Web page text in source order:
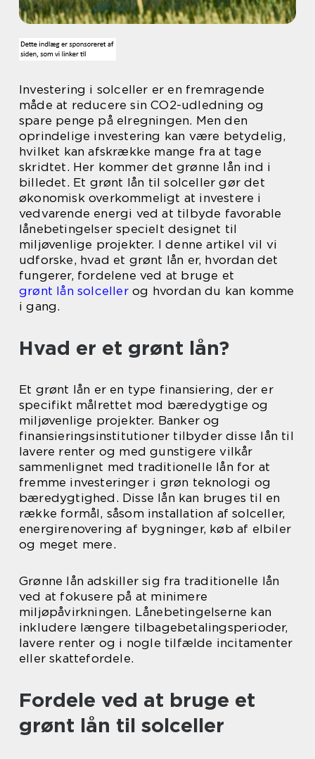
Investering i solceller er en fremragende
måde at reducere sin CO2-udledning og
spare penge på elregningen. Men den
oprindelige investering kan være betydelig,
hvilket kan afskrække mange fra at tage
skridtet. Her kommer det grønne lån ind i
billedet. Et grønt lån til solceller gør det
økonomisk overkommeligt at investere i
vedvarende energi ved at tilbyde favorable
lånebetingelser specielt designet til
miljøvenlige projekter. I denne artikel vil vi
udforske, hvad et grønt lån er, hvordan det
fungerer, fordelene ved at bruge et
grønt lån solcellerog hvordan du kan komme
i gang.
Hvad er et grønt lån?
Et grønt lån er en type finansiering, der er
specifikt målrettet mod bæredygtige og
miljøvenlige projekter. Banker og
finansieringsinstitutioner tilbyder disse lån til
lavere renter og med gunstigere vilkår
sammenlignet med traditionelle lån for at
fremme investeringer i grøn teknologi og
bæredygtighed. Disse lån kan bruges til en
række formål, såsom installation af solceller,
energirenovering af bygninger, køb af elbiler
og meget mere.
Grønne lån adskiller sig fra traditionelle lån
ved at fokusere på at minimere
miljøpåvirkningen. Lånebetingelserne kan
inkludere længere tilbagebetalingsperioder,
lavere renter og i nogle tilfælde incitamenter
eller skattefordele.
Fordele ved at bruge et
grønt lån til solceller